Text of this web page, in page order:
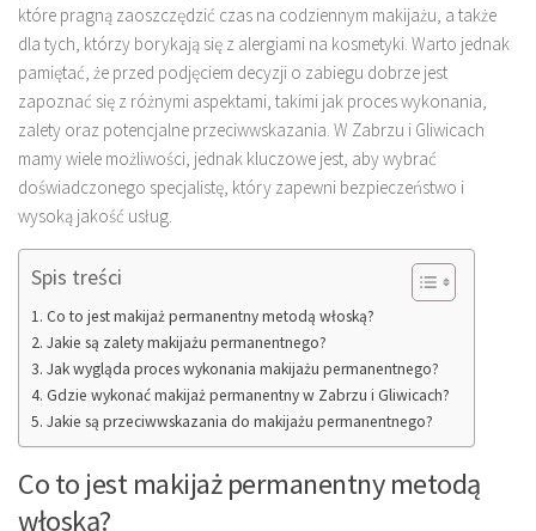
które pragną zaoszczędzić czas na codziennym makijażu, a także
dla tych, którzy borykają się z alergiami na kosmetyki. Warto jednak
pamiętać, że przed podjęciem decyzji o zabiegu dobrze jest
zapoznać się z różnymi aspektami, takimi jak proces wykonania,
zalety oraz potencjalne przeciwwskazania. W Zabrzu i Gliwicach
mamy wiele możliwości, jednak kluczowe jest, aby wybrać
doświadczonego specjalistę, który zapewni bezpieczeństwo i
wysoką jakość usług.
Spis treści
Co to jest makijaż permanentny metodą włoską?
Jakie są zalety makijażu permanentnego?
Jak wygląda proces wykonania makijażu permanentnego?
Gdzie wykonać makijaż permanentny w Zabrzu i Gliwicach?
Jakie są przeciwwskazania do makijażu permanentnego?
Co to jest makijaż permanentny metodą
włoską?